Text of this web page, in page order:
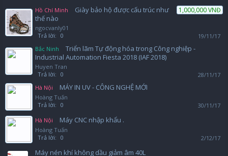
1,000,000 VNĐ
Hồ Chí Minh
Giày bảo hộ được cấu trúc như
thế nào
ngocvanly01
Trả lời: 0
19/11/17
Bắc Ninh
Triển lãm Tự động hóa trong Công nghiệp -
Industrial Automation Fiesta 2018 (IAF 2018)
Huyen Tran
Trả lời: 0
28/11/17
Hà Nội
MÁY IN UV - CÔNG NGHỆ MỚI
Hoàng Tuấn
Trả lời: 0
30/11/17
Hà Nội
Máy CNC nhập khẩu .
Hoàng Tuấn
Trả lời: 0 2/12/17
Máy nén khí không dầu giảm âm 40L